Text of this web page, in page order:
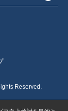
Reserved.